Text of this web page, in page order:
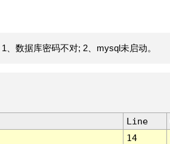
数据库密码不对; 2、mysql未启动。
Line
14